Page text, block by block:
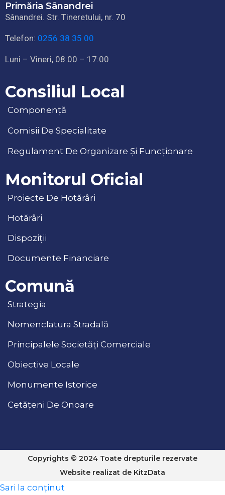
Primăria Sânandrei
Sânandrei. Str. Tineretului, nr. 70
Telefon: 0256 38 35 00
Luni – Vineri, 08:00 – 17:00
Consiliul Local
Componență
Comisii De Specialitate
Regulament De Organizare Și Funcționare
Monitorul Oficial
Proiecte De Hotărâri
Hotărâri
Dispoziții
Documente Financiare
Comună
Strategia
Nomenclatura Stradală
Principalele Societăți Comerciale
Obiective Locale
Monumente Istorice
Cetățeni De Onoare
Copyrights © 2024 Toate drepturile rezervate
Website realizat de KitzData
Sari la conținut